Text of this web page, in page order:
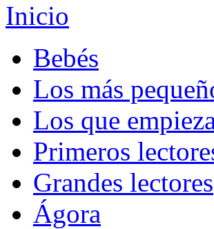
Inicio
Bebés
Los más
Los que
Primeros
Grandes lectores
Ágora